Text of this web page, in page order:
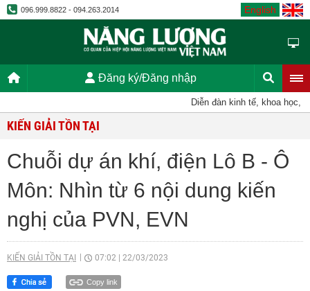
096.999.8822 - 094.263.2014 English
Đăng ký/Đăng nhập
Diễn đàn kinh tế, khoa học, kỹ
KIẾN GIẢI TỒN TẠI
Chuỗi dự án khí, điện Lô B - Ô
Môn: Nhìn từ 6 nội dung kiến
nghị của PVN, EVN
KIẾN GIẢI TỒN TẠI 07:02 22/03/2023
Copy link